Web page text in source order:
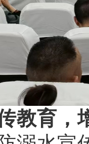
教育，